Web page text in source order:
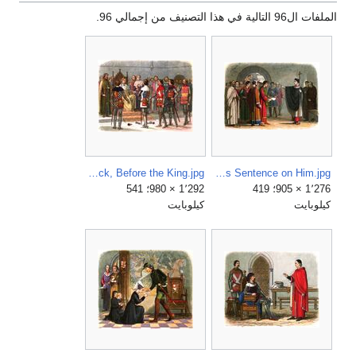
الملفات ال96 التالية في هذا التصنيف من إجمالي 96.
1٬276 × 905؛ 419
كيلوبايت
1٬292 × 980؛ 541
كيلوبايت